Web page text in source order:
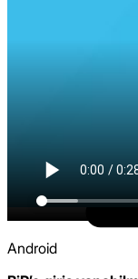
Android